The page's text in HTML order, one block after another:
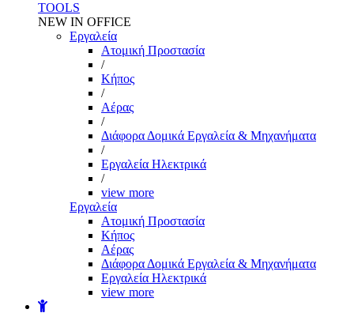
TOOLS
NEW IN OFFICE
Εργαλεία
Aτομική Προστασία
/
Kήπος
/
Αέρας
/
Διάφορα Δομικά Εργαλεία & Μηχανήματα
/
Εργαλεία Ηλεκτρικά
/
view more
Εργαλεία
Aτομική Προστασία
Kήπος
Αέρας
Διάφορα Δομικά Εργαλεία & Μηχανήματα
Εργαλεία Ηλεκτρικά
view more